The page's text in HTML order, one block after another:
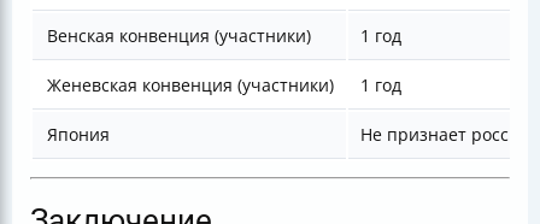
Венская конвенция (участники) 1 год
Женевская конвенция (участники) 1 год
Япония Не признает